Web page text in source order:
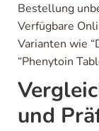
Bestellung
Verfügbare
Varianten wie
“Phenytoin
und